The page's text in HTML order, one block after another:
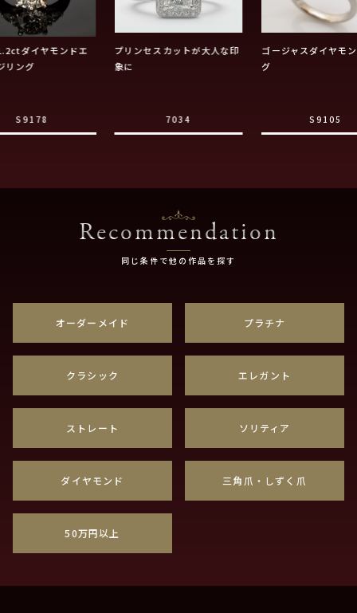
ダイヤモンドエ
リング
S9178
プリンセスカットが大人な印
象に
7034
ゴージャスダイヤモ
グ
S9105
Recommendation
同じ条件で他の作品を探す
オーダーメイド プラチナ
クラシック エレガント
ストレート ソリティア
ダイヤモンド 三角爪・しずく爪
50万円以上